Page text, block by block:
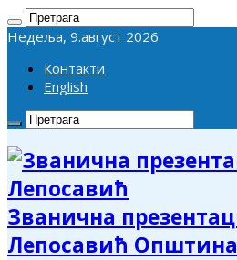
Недеља, 9.август 2026
Контакти
English
Званична
Лепосавић